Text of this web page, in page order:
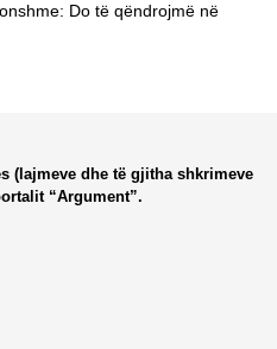
Do të qëndrojmë në
“Argument”.